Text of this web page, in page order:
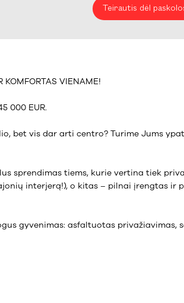
Teirautis dėl
KOMFORTAS VIENAME!
000 EUR.
bet vis dar arti centro? Turime Jums
sprendimas tiems, kurie vertina tiek
interjerą!), o kitas – pilnai įrengtas ir
gyvenimas: asfaltuotas privažiavimas,